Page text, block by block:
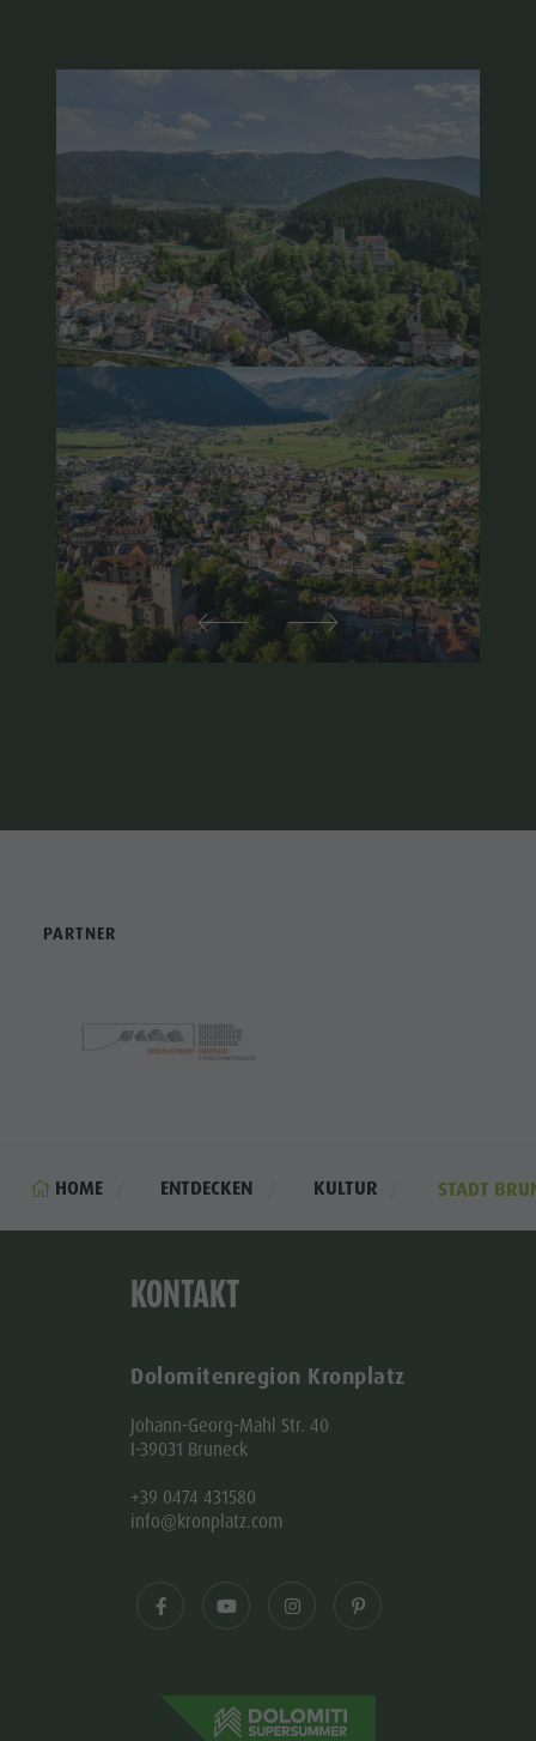
PARTNER
HOME ENTDECKEN KULTUR STADT
KONTAKT
Dolomitenregion Kronplatz
Johann-Georg-Mahl Str. 40
I-39031 Bruneck
+39 0474 431580
info@kronplatz.com